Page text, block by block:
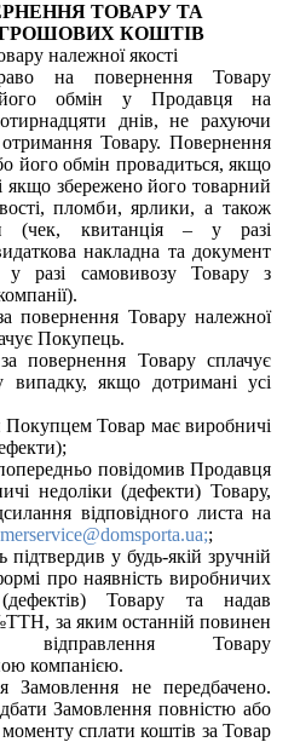
ТОВАРУ ТА
КОШТІВ
належної якості
на повернення Товару
обмін у Продавця на
днів, не рахуючи
Товару. Повернення
його обмін провадиться, якщо
якщо збережено його товарний
пломби, ярлики, а також
(чек, квитанція – у разі
накладна та документ
разі самовивозу Товару з
повернення Товару належної
Покупець.
повернення Товару сплачує
якщо дотримані усі
Товар має виробничі
повідомив Продавця
недоліки (дефекти) Товару,
відповідного листа на
;
підтвердив у будь-якій зручній
про наявність виробничих
(дефектів) Товару та надав
за яким останній повинен
відправлення Товару
компанією.
Замовлення не передбачено.
Замовлення повністю або
сплати коштів за Товар